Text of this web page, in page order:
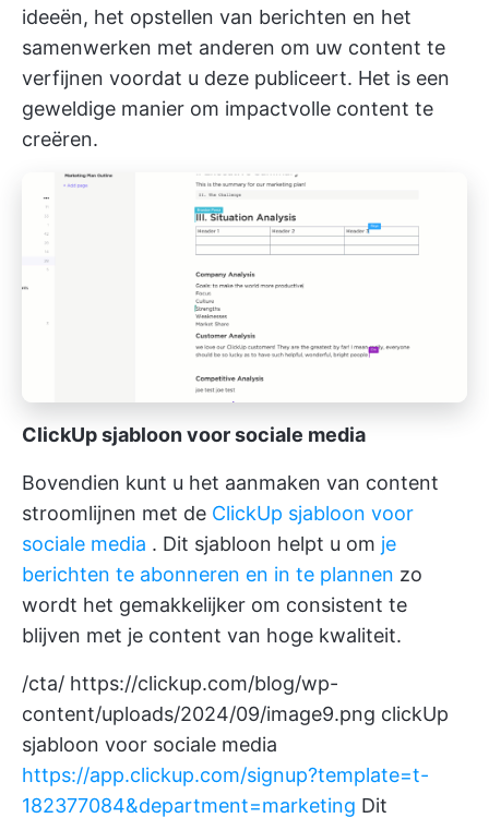
ideeën, het opstellen van berichten en het
samenwerken met anderen om uw content te
verfijnen voordat u deze publiceert. Het is een
geweldige manier om impactvolle content te
creëren.
ClickUp sjabloon voor sociale media
Bovendien kunt u het aanmaken van content
stroomlijnen met de ClickUp sjabloon voor
sociale media . Dit sjabloon helpt u om je
berichten te abonneren en in te plannen zo
wordt het gemakkelijker om consistent te
blijven met je content van hoge kwaliteit.
/cta/ https://clickup.com/blog/wp-
content/uploads/2024/09/image9.png clickUp
sjabloon voor sociale media
https://app.clickup.com/signup?template=t-
182377084&department=marketing Dit